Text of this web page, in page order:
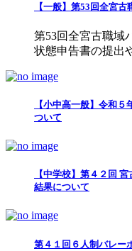
【一般】第53回全宮
第53回全宮古職域
状態申告書の提出
【小中高一般】令和
ついて
【中学校】第４２回
結果について
第４１回６人制バレー